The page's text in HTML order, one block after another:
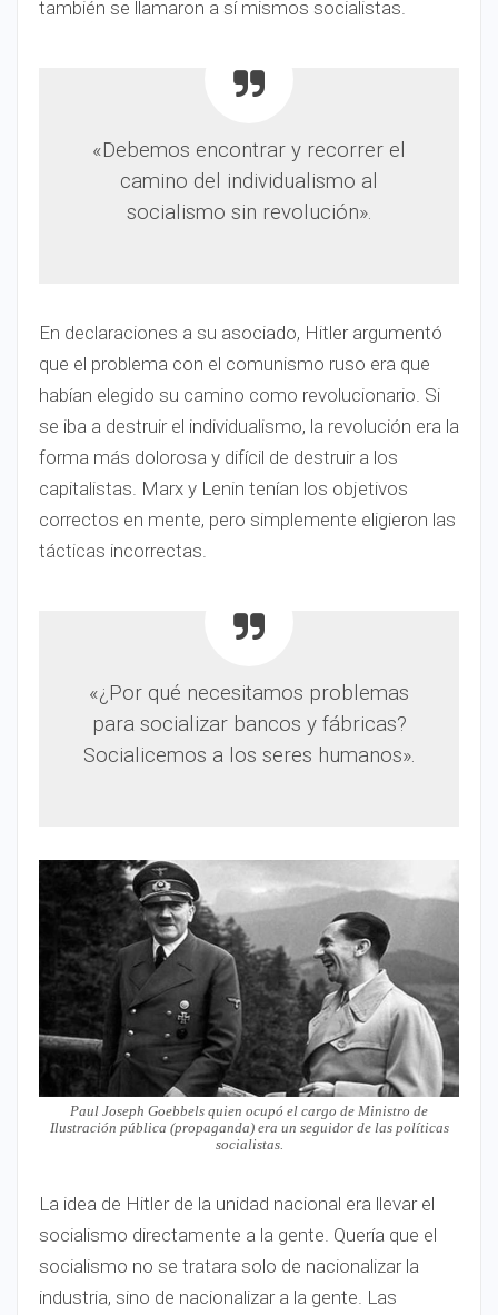
también se llamaron a sí mismos socialistas.
«Debemos encontrar y recorrer el
camino del individualismo al
socialismo sin revolución».
En declaraciones a su asociado, Hitler argumentó
que el problema con el comunismo ruso era que
habían elegido su camino como revolucionario. Si
se iba a destruir el individualismo, la revolución era la
forma más dolorosa y difícil de destruir a los
capitalistas. Marx y Lenin tenían los objetivos
correctos en mente, pero simplemente eligieron las
tácticas incorrectas.
«¿Por qué necesitamos problemas
para socializar bancos y fábricas?
Socialicemos a los seres humanos».
Paul Joseph Goebbels quien ocupó el cargo de Ministro de
Ilustración pública (propaganda) era un seguidor de las políticas
socialistas.
La idea de Hitler de la unidad nacional era llevar el
socialismo directamente a la gente. Quería que el
socialismo no se tratara solo de nacionalizar la
industria, sino de nacionalizar a la gente. Las